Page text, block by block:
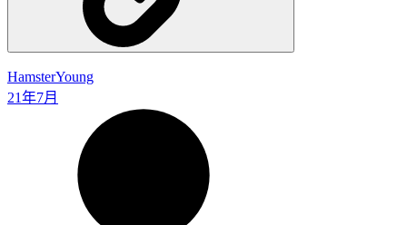
HamsterYoung
21年7月